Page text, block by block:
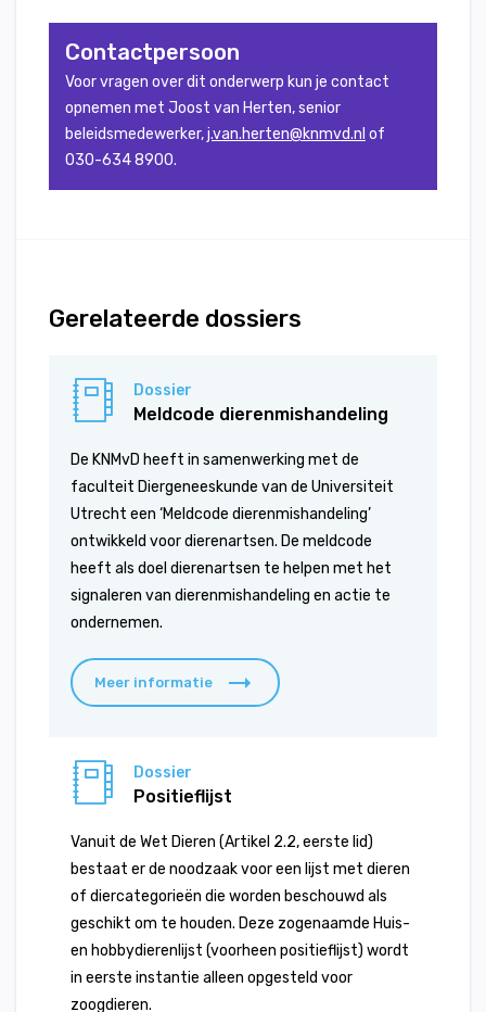
Contactpersoon
Voor vragen over dit onderwerp kun je contact
opnemen met Joost van Herten, senior
beleidsmedewerker,j.van.herten@knmvd.nl of
030-634 8900.
Gerelateerde dossiers
Dossier
Meldcode dierenmishandeling
De KNMvD heeft in samenwerking met de
faculteit Diergeneeskunde van de Universiteit
Utrecht een ‘Meldcode dierenmishandeling’
ontwikkeld voor dierenartsen. De meldcode
heeft als doel dierenartsen te helpen met het
signaleren van dierenmishandeling en actie te
ondernemen.
Meer informatie
Dossier
Positieflijst
Vanuit de Wet Dieren (Artikel 2.2, eerste lid)
bestaat er de noodzaak voor een lijst met dieren
of diercategorieën die worden beschouwd als
geschikt om te houden. Deze zogenaamde Huis-
en hobbydierenlijst (voorheen positieflijst) wordt
in eerste instantie alleen opgesteld voor
zoogdieren.